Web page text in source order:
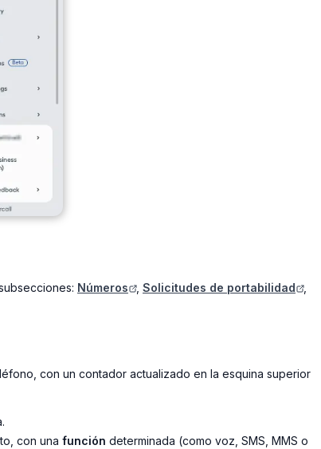
Números , Solicitudes de portabilidad
,
con un contador actualizado en la esquina superior
con una función determinada (como voz, SMS, MMS o